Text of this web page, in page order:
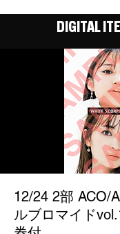
DIGITAL
12/24 2部 ACO/
ルブロマイド